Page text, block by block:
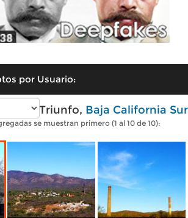
por Usuario:
de El Triunfo, Baja California Sur
se muestran primero (1 al 10 de 10):